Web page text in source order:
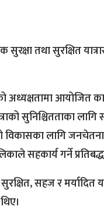
तथा सुरक्षित
अध्यक्षतामा आयोजित
सुनिश्चितताका
लागि
सहकार्य गर्ने
सहज र मर्यादित